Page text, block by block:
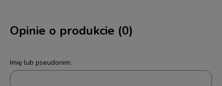
Opinie o produkcie (0)
Imię lub pseudonim: